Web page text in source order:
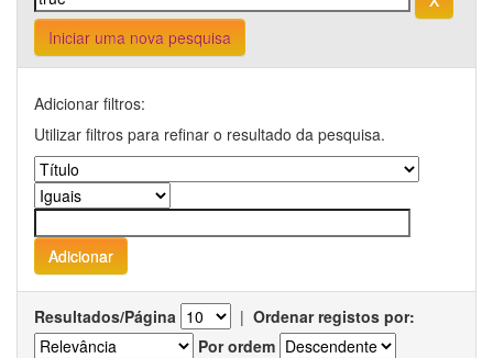
Iniciar uma nova pesquisa
Adicionar filtros:
Utilizar filtros para refinar o resultado da pesquisa.
Resultados/Página | Ordenar registos por:
Por ordem